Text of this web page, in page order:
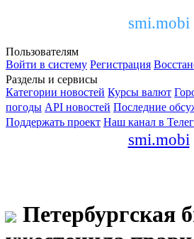
smi.mobi
Пользователям
Войти в систему Регистрация
Разделы и сервисы
Категории новостей Курсы валют
погоды API новостей Последние
Поддержать проект Наш канал в
smi.mobi
Петербургская